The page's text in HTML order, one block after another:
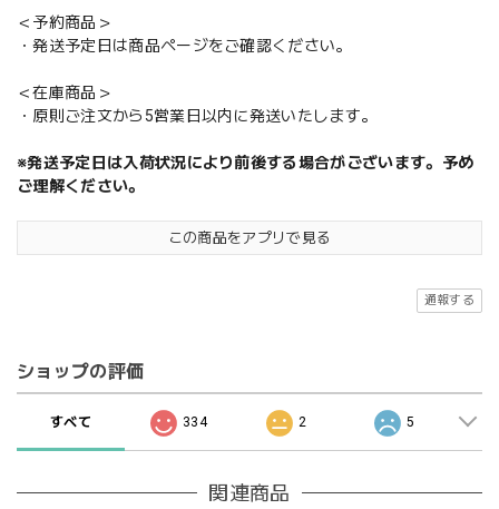
＜予約商品＞
・発送予定日は商品ページをご確認ください。
＜在庫商品＞
・原則ご注文から5営業日以内に発送いたします。
※発送予定日は入荷状況により前後する場合がございます。予め
ご理解ください。
この商品をアプリで見る
通報する
ショップの評価
すべて 334 2 5
関連商品